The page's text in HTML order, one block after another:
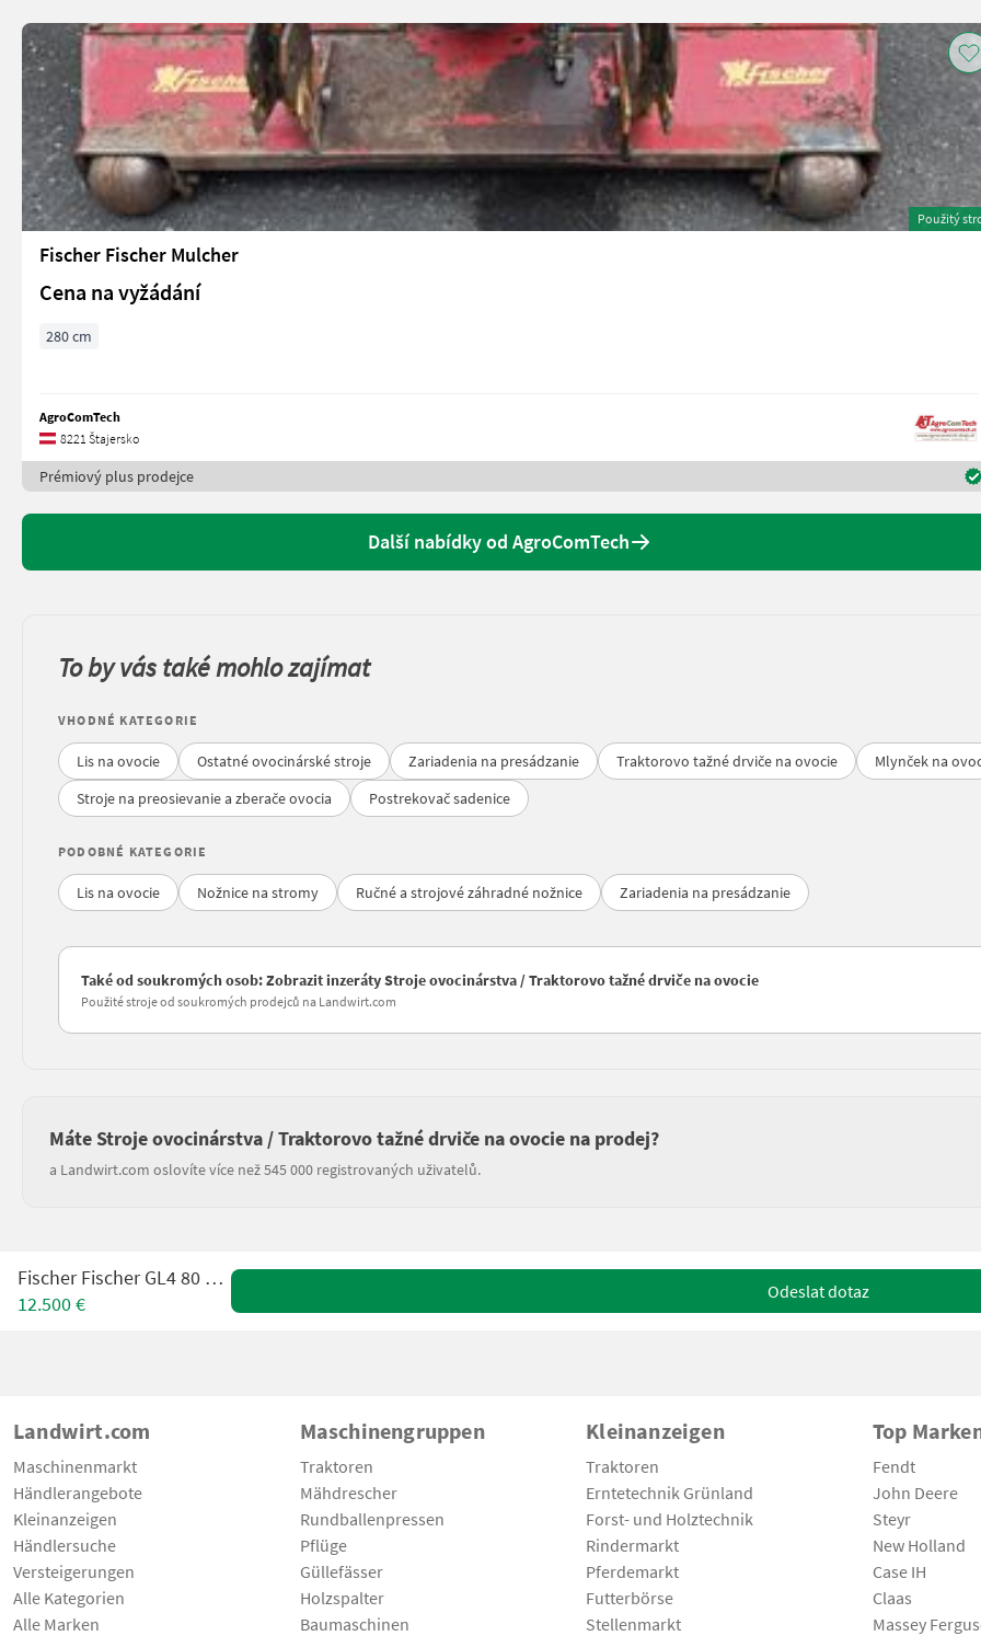
Použitý
Fischer Fischer Mulcher
Cena na vyžádání
280 cm
AgroComTech
8221 Štajersko
Prémiový plus prodejce
Další nabídky od AgroComTech
To by vás také mohlo zajímat
VHODNÉ KATEGORIE
Lis na ovocie Ostatné ovocinárské stroje Zariadenia na presádzanie Traktorovo tažné drviče na ovocie Mlynček na
Stroje na preosievanie a zberače ovocia
Postrekovač sadenice
PODOBNÉ KATEGORIE
Lis na ovocie Nožnice na stromy Ručné a strojové záhradné nožnice Zariadenia na presádzanie
Také od soukromých osob: Zobrazit inzeráty Stroje ovocinárstva / Traktorovo tažné drviče na ovocie
Použité stroje od soukromých prodejců na Landwirt.com
Máte Stroje ovocinárstva / Traktorovo tažné drviče na ovocie na prodej?
a Landwirt.com oslovíte více než 545 000 registrovaných uživatelů.
Fischer Fischer GL4 80 180-300
12.500 €
Odeslat dotaz
Landwirt.com
Maschinenmarkt
Händlerangebote
Kleinanzeigen
Händlersuche
Versteigerungen
Alle Kategorien
Alle Marken
Maschinengruppen
Traktoren
Mähdrescher
Rundballenpressen
Pflüge
Güllefässer
Holzspalter
Baumaschinen
Kleinanzeigen
Traktoren
Erntetechnik Grünland
Forst- und Holztechnik
Rindermarkt
Pferdemarkt
Futterbörse
Stellenmarkt
Top
Fendt
John Deere
Steyr
New Holland
Case IH
Claas
Massey